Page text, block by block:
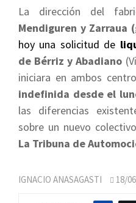
La dirección del
Mendiguren y Zarraua
hoy una solicitud de
de Bérriz y Abadiano
iniciara en ambos
indefinida desde el
las diferencias
sobre un nuevo
La Tribuna de
IGNACIO ANASAGASTI 18/